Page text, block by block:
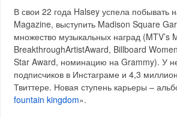
В свои 22 года Halsey успела побывать
Magazine, выступить Madison Square
множество музыкальных наград (MTV’s
BreakthroughArtistAward, Billboard
Star Award, номинацию на Grammy). У
подписчиков в Инстаграме и 4,3
Твиттере. Новая ступень карьеры –
fountain kingdom».